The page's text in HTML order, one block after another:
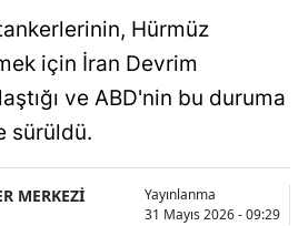
Hürmüz
için İran Devrim
ve ABD'nin bu duruma
sürüldü.
MERKEZİ
Yayınlanma
31 Mayıs 2026 - 09:29